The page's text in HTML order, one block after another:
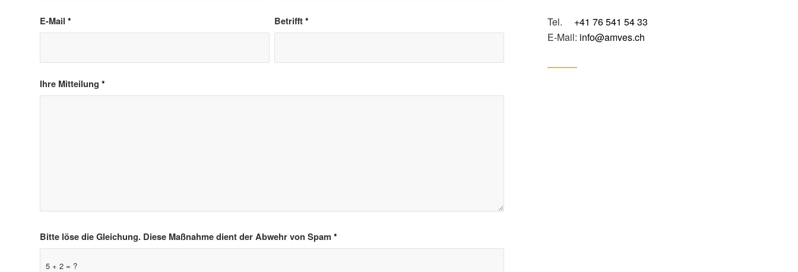
E-Mail * Betrifft*
Ihre Mitteilung *
5 + 2 = ?
Bitte löse die Gleichung. Diese Maßnahme dient der Abwehr von Spam*
Tel. +41 76 541 54 33
E-Mail: info@amves.ch